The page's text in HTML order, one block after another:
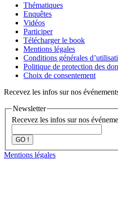
Thématiques
Enquêtes
Vidéos
Participer
Télécharger le book
Mentions légales
Conditions générales
Politique de protection des
Choix de consentement
Recevez les infos sur nos
Newsletter
Recevez les infos sur nos
GO !
Mentions légales